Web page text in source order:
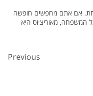
אם אתם מחפשים חופשה
המשפחה, מאוריציוס היא
Previous